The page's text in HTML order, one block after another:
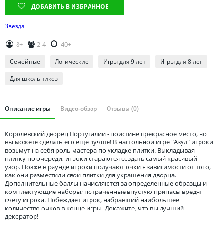
Томская область
Тюменская область
Удмуртия
Ульяновская область
ДОБАВИТЬ В ИЗБРАННОЕ
Звезда
8+ 2-4 40+
Семейные Логические Игры для 9 лет Игры для 8 лет
Для школьников
Описание игры Видео-обзор Отзывы (0)
Королевский дворец Португалии - поистине прекрасное место, но
вы можете сделать его еще лучше! В настольной игре "Азул" игроки
возьмут на себя роль мастера по укладке плитки. Выкладывая
плитку по очереди, игроки стараются создать самый красивый
узор. Позже в раунде игроки получают очки в зависимости от того,
как они разместили свои плитки для украшения дворца.
Дополнительные баллы начисляются за определенные образцы и
комплектующие наборы; потраченные впустую припасы вредят
счету игрока. Побеждает игрок, набравший наибольшее
количество очков в конце игры. Докажите, что вы лучший
декоратор!